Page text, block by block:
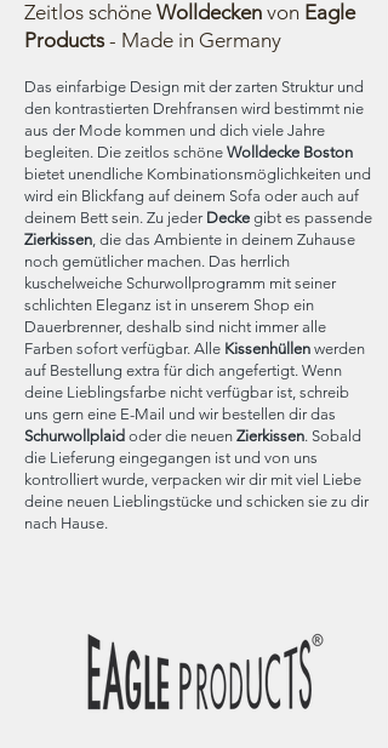
Zeitlos schöne Wolldecken von Eagle
Products- Made in Germany
Das einfarbige Design mit der zarten Struktur und
den kontrastierten Drehfransen wird bestimmt nie
aus der Mode kommen und dich viele Jahre
begleiten. Die zeitlos schöne Wolldecke Boston
bietet unendliche Kombinationsmöglichkeiten und
wird ein Blickfang auf deinem Sofa oder auch auf
deinem Bett sein. Zu jeder Decke gibt es passende
Zierkissen, die das Ambiente in deinem Zuhause
noch gemütlicher machen. Das herrlich
kuschelweiche Schurwollprogramm mit seiner
schlichten Eleganz ist in unserem Shop ein
Dauerbrenner, deshalb sind nicht immer alle
Farben sofort verfügbar. Alle Kissenhüllen werden
auf Bestellung extra für dich angefertigt. Wenn
deine Lieblingsfarbe nicht verfügbar ist, schreib
uns gern eine E-Mail und wir bestellen dir das
Schurwollplaid oder die neuen Zierkissen. Sobald
die Lieferung eingegangen ist und von uns
kontrolliert wurde, verpacken wir dir mit viel Liebe
deine neuen Lieblingstücke und schicken sie zu dir
nach Hause.